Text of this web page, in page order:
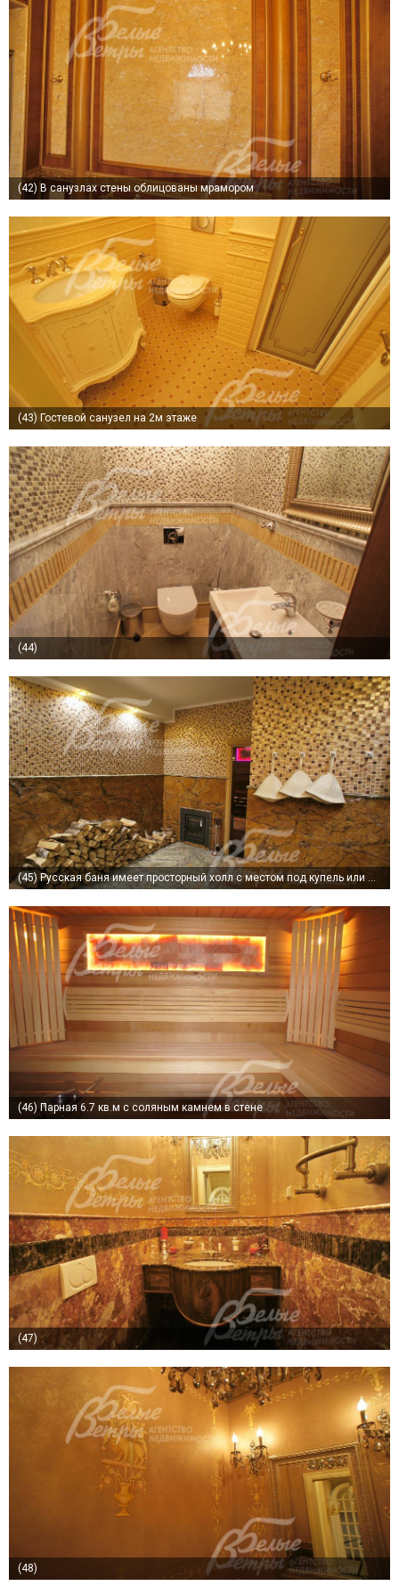
(42) В санузлах стены облицованы мрамором
(43) Гостевой санузел на 2м этаже
(44)
(45)Русская баня имеет просторный холл с местом под купель или джакузи
(46) Парная 6.7 кв.м с соляным камнем в стене
(47)
(48)